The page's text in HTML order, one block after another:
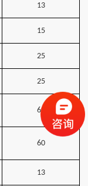
13
15
25
25
60
60
13